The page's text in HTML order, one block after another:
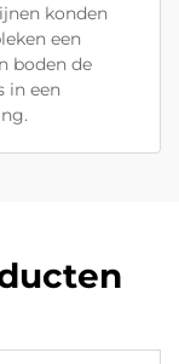
konden
een
boden de
in een